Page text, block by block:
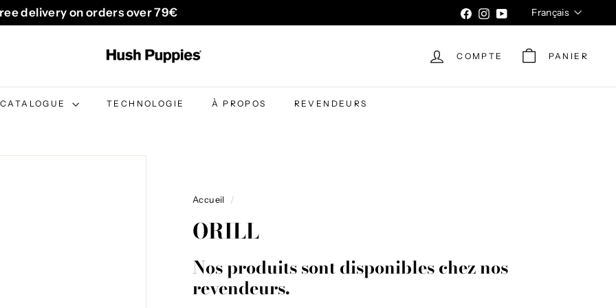
Diaporama
delivery on orders over 79€ FacebookInstagram
YouTubeLangue
Français
H
u
s
h
COMPTE PANIER
CATALOGUE TECHNOLOGIE À PROPOS REVENDEURS
Accueil /
ORILL
Nos produits sont disponibles chez nos
revendeurs.